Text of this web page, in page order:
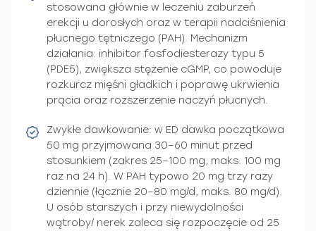
stosowana głównie w leczeniu zaburzeń
erekcji u dorosłych oraz w terapii nadciśnienia
płucnego tętniczego (PAH). Mechanizm
działania: inhibitor fosfodiesterazy typu 5
(PDE5), zwiększa stężenie cGMP, co powoduje
rozkurcz mięśni gładkich i poprawę ukrwienia
prącia oraz rozszerzenie naczyń płucnych.
Zwykłe dawkowanie: w ED dawka początkowa
50 mg przyjmowana 30–60 minut przed
stosunkiem (zakres 25–100 mg, maks. 100 mg
raz na 24 h). W PAH typowo 20 mg trzy razy
dziennie (łącznie 20–80 mg/d, maks. 80 mg/d).
U osób starszych i przy niewydolności
wątroby/ nerek zaleca się rozpoczęcie od 25